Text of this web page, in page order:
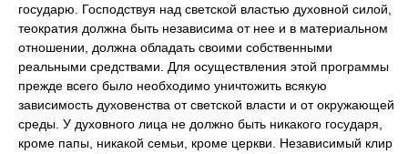
государю. Господствуя над светской властью духовной силой,
теократия должна быть независима от нее и в материальном
отношении, должна обладать своими собственными
реальными средствами. Для осуществления этой программы
прежде всего было необходимо уничтожить всякую
зависимость духовенства от светской власти и от окружающей
среды. У духовного лица не должно быть никакого государя,
кроме папы, никакой семьи, кроме церкви. Независимый клир